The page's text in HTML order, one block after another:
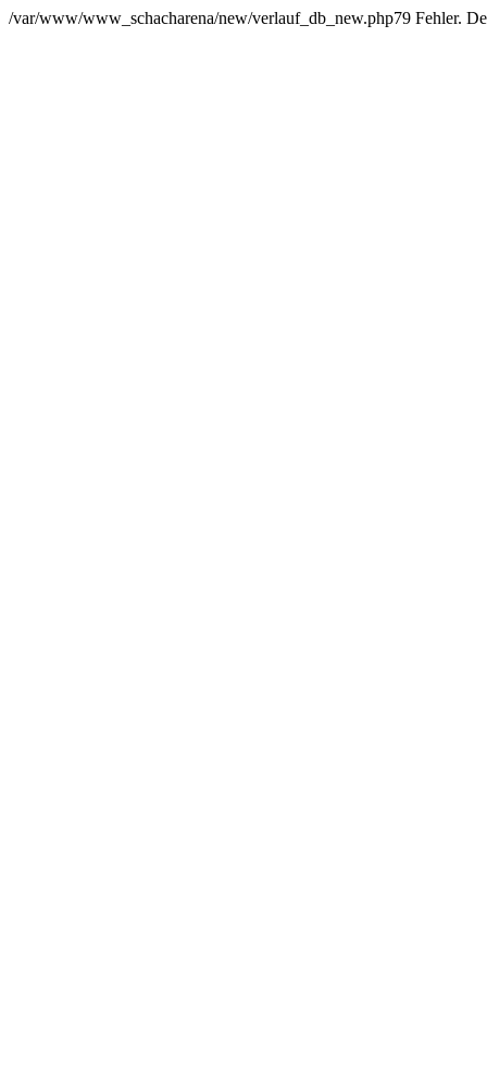
/var/www/www_schacharena/new/verlauf_db_new.php79 Fehler.